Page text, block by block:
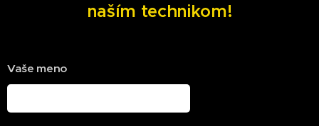
naším technikom!
Vaše meno